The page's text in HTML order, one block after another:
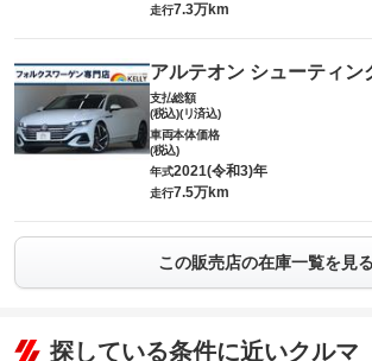
走行7.3万km
アルテオン シューティン
支払総額
(税込)(リ済込)
車両本体価格
(税込)
年式2021(令和3)年
走行7.5万km
この販売店の在庫一覧を見る
探している条件に近いクルマ